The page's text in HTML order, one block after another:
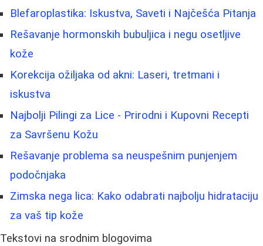
Blefaroplastika: Iskustva, Saveti i Najčešća Pitanja
Rešavanje hormonskih bubuljica i negu osetljive
kože
Korekcija ožiljaka od akni: Laseri, tretmani i
iskustva
Najbolji Pilingi za Lice - Prirodni i Kupovni Recepti
za Savršenu Kožu
Rešavanje problema sa neuspešnim punjenjem
podočnjaka
Zimska nega lica: Kako odabrati najbolju hidrataciju
za vaš tip kože
Tekstovi na srodnim blogovima